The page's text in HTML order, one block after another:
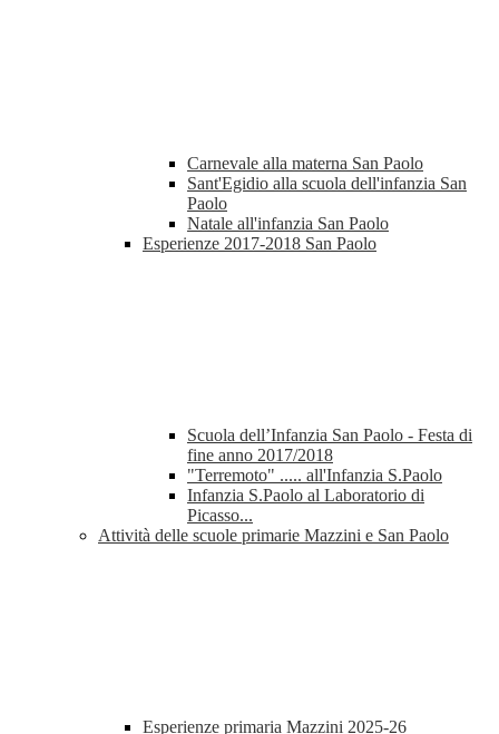
Carnevale alla materna San Paolo
Sant'Egidio alla scuola dell'infanzia San
Paolo
Natale all'infanzia San Paolo
Esperienze 2017-2018 San Paolo
Scuola dell’Infanzia San Paolo - Festa di
fine anno 2017/2018
"Terremoto" ..... all'Infanzia S.Paolo
Infanzia S.Paolo al Laboratorio di
Picasso...
Attività delle scuole primarie Mazzini e San Paolo
Esperienze primaria Mazzini 2025-26